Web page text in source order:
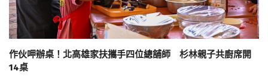
作伙呷辦桌！北高雄家扶攜手四位總舖師 杉林親子共廚席開
14桌